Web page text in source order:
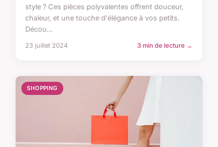
style ? Ces pièces polyvalentes offrent douceur,
chaleur, et une touche d'élégance à vos petits.
Décou...
23 juillet 2024 3 min de lecture →
SHOPPING